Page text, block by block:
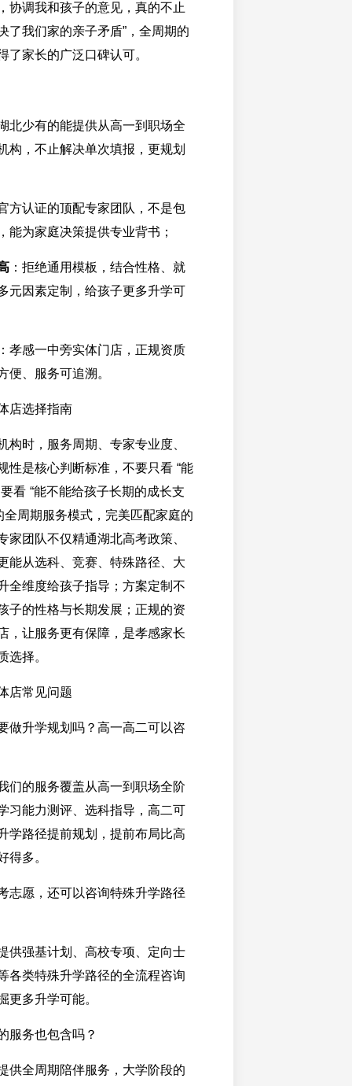
协调我和孩子的意见，真的不止
了我们家的亲子矛盾”，全周期的
了家长的广泛口碑认可。
北少有的能提供从高一到职场全
构，不止解决单次填报，更规划
方认证的顶配专家团队，不是包
能为家庭决策提供专业背书；
：拒绝通用模板，结合性格、就
元因素定制，给孩子更多升学可
孝感一中旁实体门店，正规资质
便、服务可追溯。
店选择指南
构时，服务周期、专家专业度、
性是核心判断标准，不要只看 “能
看 “能不能给孩子长期的成长支
全周期服务模式，完美匹配家庭的
家团队不仅精通湖北高考政策、
能从选科、竞赛、特殊路径、大
全维度给孩子指导；方案定制不
子的性格与长期发展；正规的资
，让服务更有保障，是孝感家长
选择。
店常见问题
做升学规划吗？高一高二可以咨
们的服务覆盖从高一到职场全阶
习能力测评、选科指导，高二可
学路径提前规划，提前布局比高
得多。
志愿，还可以咨询特殊升学路径
供强基计划、高校专项、定向士
各类特殊升学路径的全流程咨询
更多升学可能。
服务也包含吗？
供全周期陪伴服务，大学阶段的